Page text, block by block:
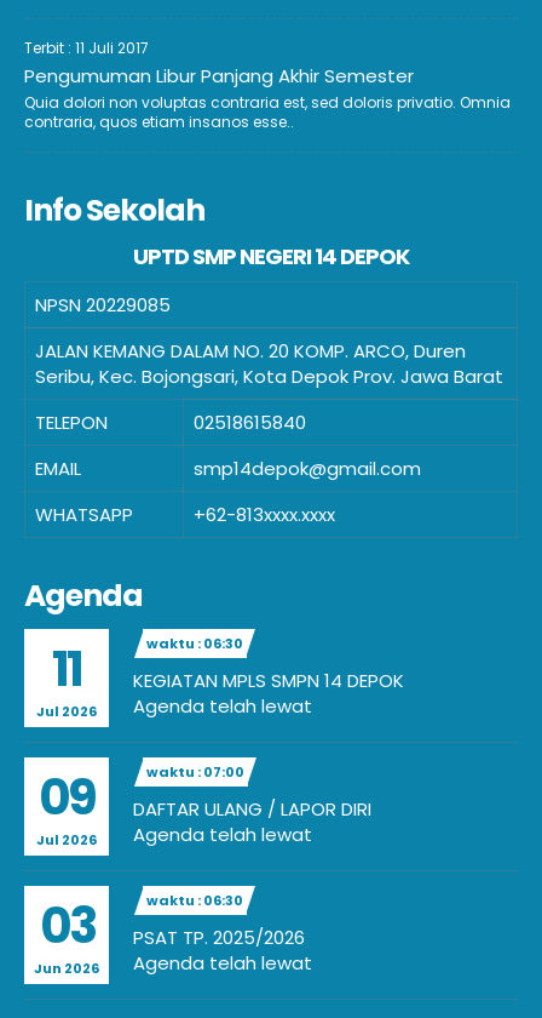
Terbit : 11 Juli 2017
Pengumuman Libur Panjang Akhir Semester
Quia dolori non voluptas contraria est, sed doloris privatio. Omnia
contraria, quos etiam insanos esse..
Info Sekolah
UPTD SMP NEGERI 14 DEPOK
NPSN 20229085
JALAN KEMANG DALAM NO. 20 KOMP. ARCO, Duren
Seribu, Kec. Bojongsari, Kota Depok Prov. Jawa Barat
TELEPON
02518615840
EMAIL
smp14depok@gmail.com
WHATSAPP
+62-813xxxx.xxxx
Agenda
11
Jul 2026
waktu : 06:30
KEGIATAN MPLS SMPN 14 DEPOK
Agenda telah lewat
09
Jul 2026
waktu : 07:00
DAFTAR ULANG / LAPOR DIRI
Agenda telah lewat
03
Jun 2026
waktu : 06:30
PSAT TP. 2025/2026
Agenda telah lewat